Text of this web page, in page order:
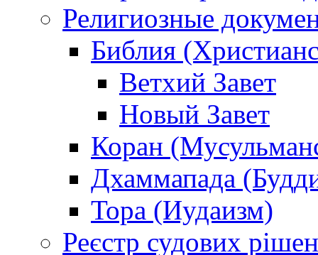
Религиозные
Библия
Ветхий Завет
Новый Завет
Коран
Дхаммапада
Тора (Иудаизм)
Реєстр судових